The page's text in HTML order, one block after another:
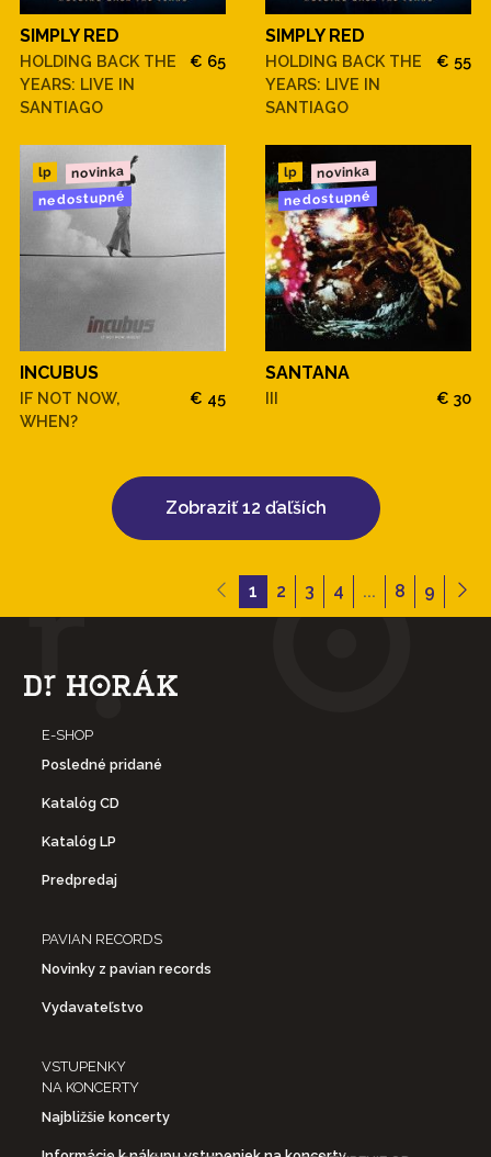
SIMPLY RED
HOLDING BACK THE
YEARS: LIVE IN
SANTIAGO
€ 65
SIMPLY RED
HOLDING BACK THE
YEARS: LIVE IN
SANTIAGO
€ 55
lp novinka
nedostupné
INCUBUS
IF NOT NOW,
WHEN?
€ 45
lp novinka
nedostupné
SANTANA
€ 30
Zobraziť 12 ďaľších
1 2 3 4 ... 8 9
E-SHOP
Posledné pridané
Katalóg CD
Katalóg LP
Predpredaj
PAVIAN RECORDS
Novinky z pavian records
Vydavateľstvo
VSTUPENKY
NA KONCERTY
Najbližšie koncerty